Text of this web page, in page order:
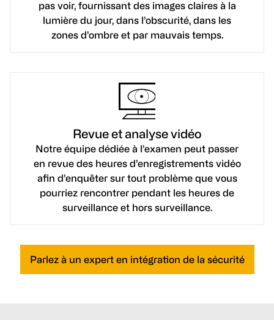
pas voir, fournissant des images claires à la
lumière du jour, dans l’obscurité, dans les
zones d’ombre et par mauvais temps.
Revue et analyse vidéo
Notre équipe dédiée à l’examen peut passer
en revue des heures d’enregistrements vidéo
afin d’enquêter sur tout problème que vous
pourriez rencontrer pendant les heures de
surveillance et hors surveillance.
Parlez à un expert en intégration de la sécurité